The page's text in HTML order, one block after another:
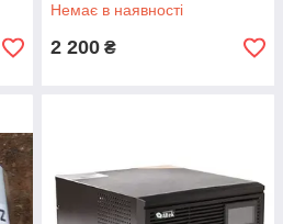
Немає в наявності
2 200 ₴